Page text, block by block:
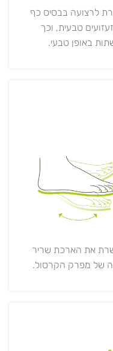
לרצועה בבסיס כף
טבעית, וכך
באופן טבעי.
את הארכת שריר
של מפרק הקרסול.